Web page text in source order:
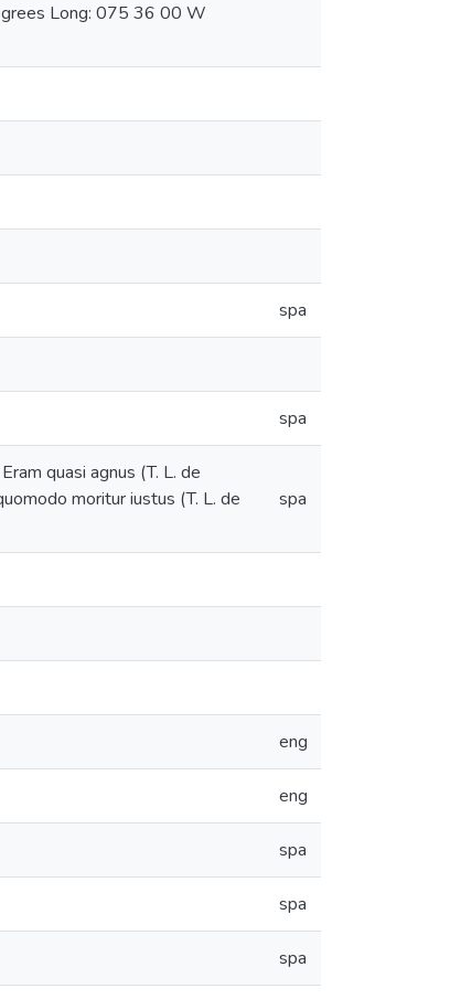
Long: 075 36 00 W
spa
spa
quasi agnus (T. L. de
moritur iustus (T. L. de
spa
eng
eng
spa
spa
spa